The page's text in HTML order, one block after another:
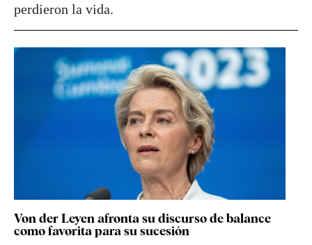
perdieron la vida.
Von der Leyen afronta su discurso de balance
como favorita para su sucesión